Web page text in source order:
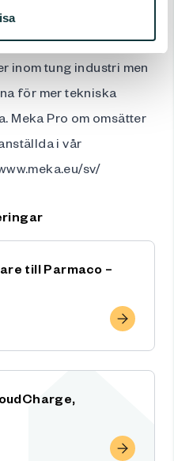
Baltiska länderna
produkter är kända för
inom tung industri men
för mer tekniska
Meka Pro om omsätter
i vår
sv/
till Parmaco –